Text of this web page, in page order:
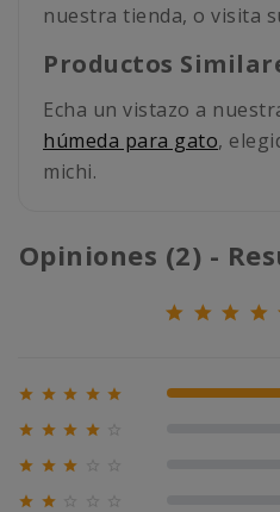
nuestra tienda, o visita
Productos
Echa un vistazo a
húmeda para gato,
michi.
Opiniones (2) -
     100%
   
  
 